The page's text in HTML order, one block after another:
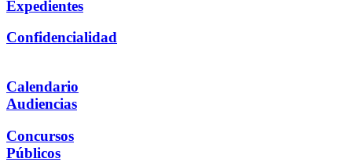
Expedientes
Confidencialidad
Calendario
Audiencias
Concursos
Públicos